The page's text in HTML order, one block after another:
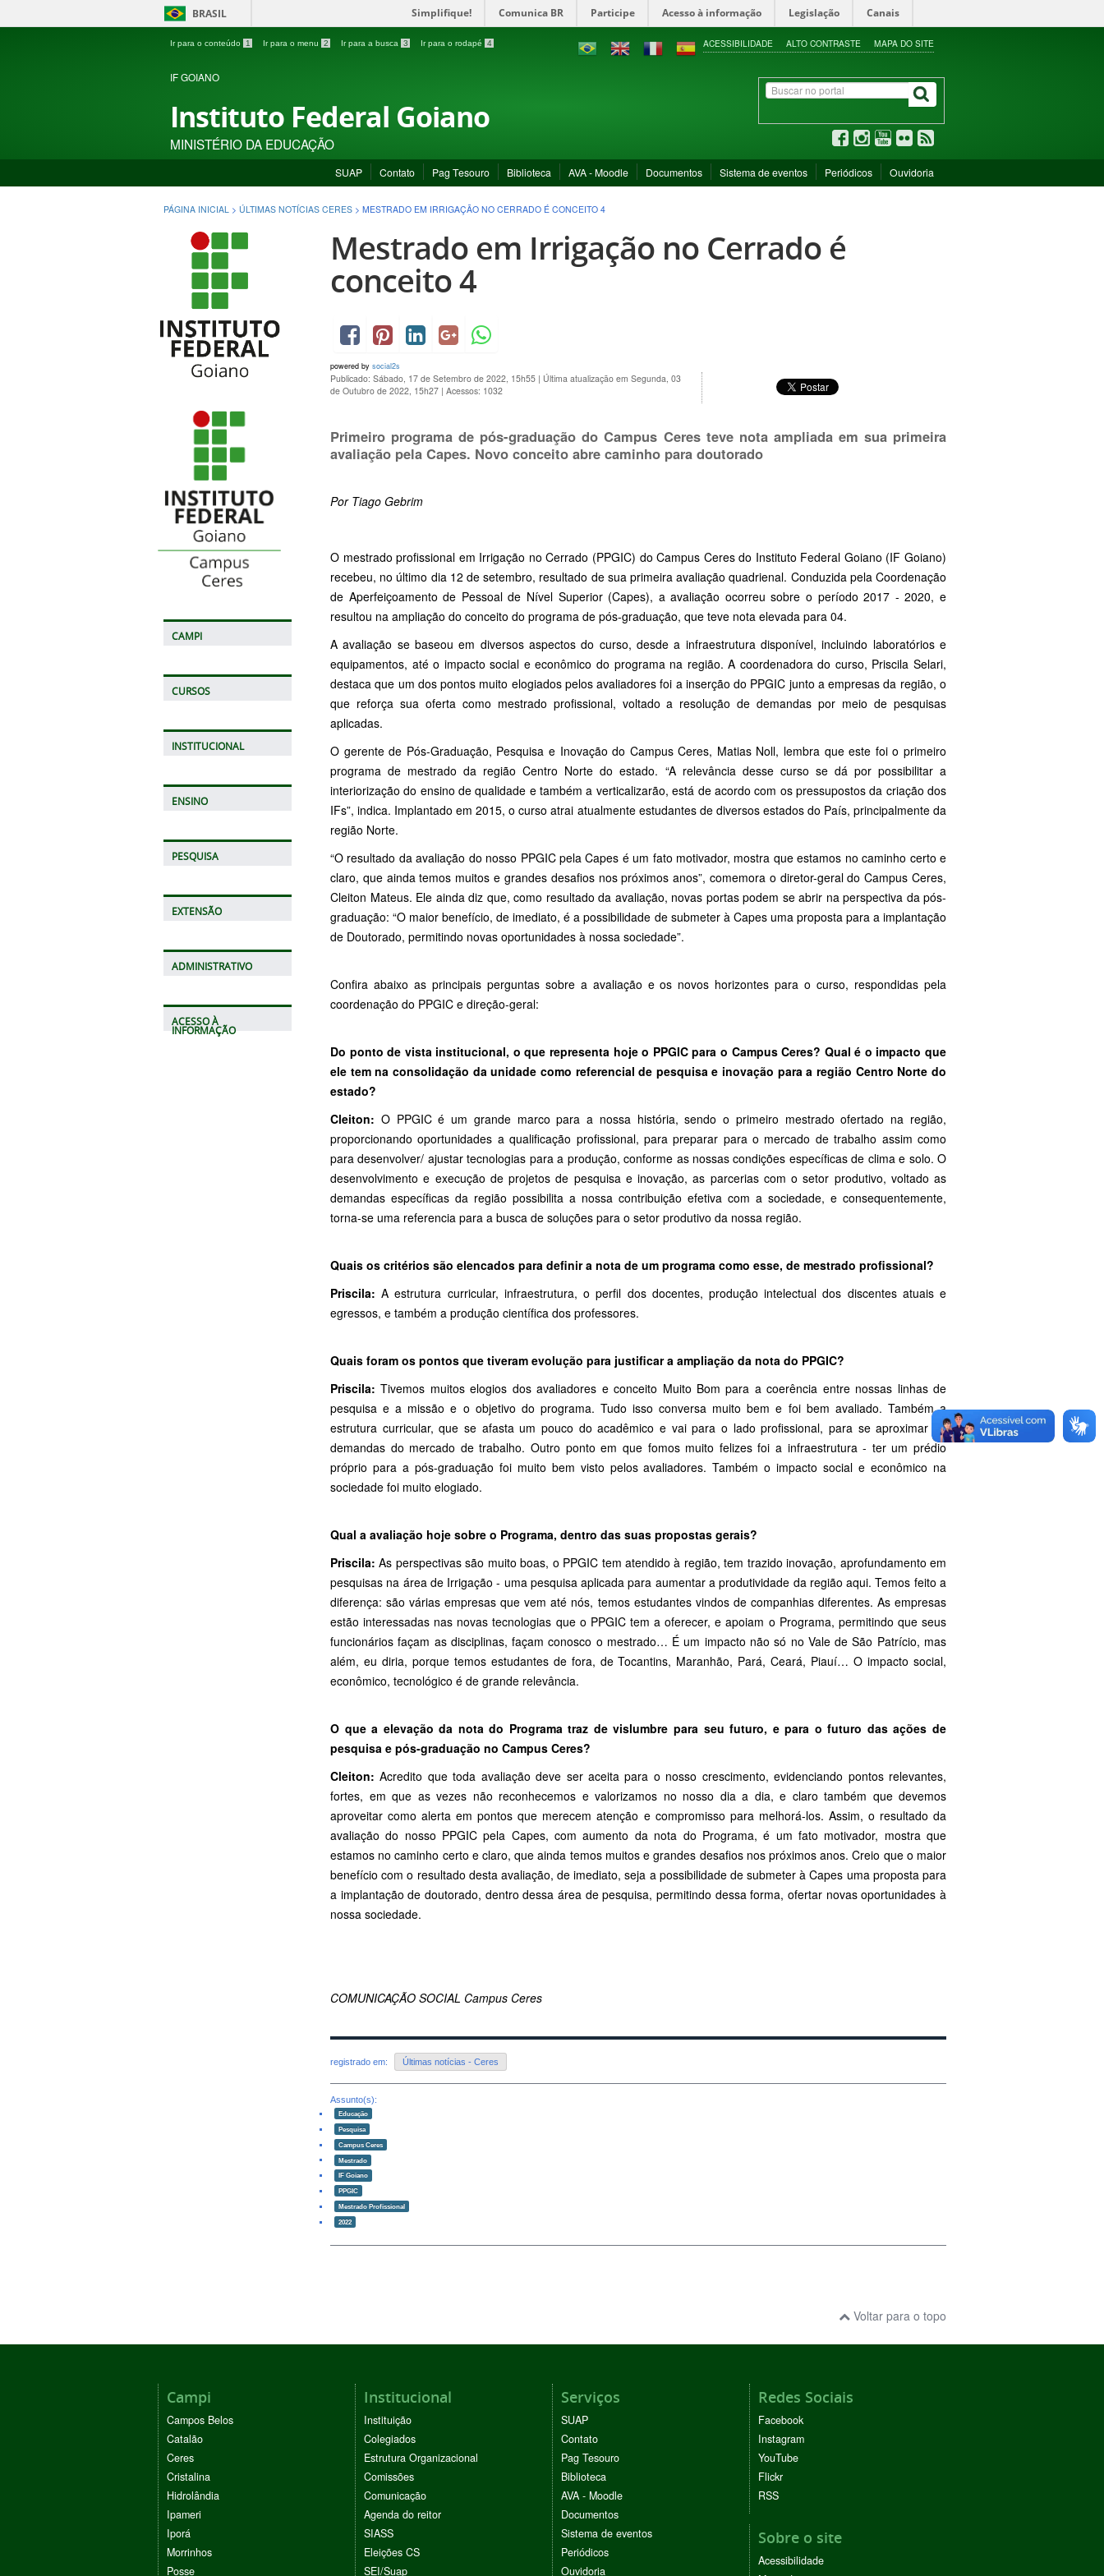
BRASIL Simplifique! Comunica BR Participe Acesso à informação Legislação Canais
Ir para o conteúdo 1 Ir para o menu 2 Ir para a busca 3 Ir para o rodapé 4 ACESSIBILIDADE ALTO CONTRASTE MAPA DO SITE
IF GOIANO
Instituto Federal Goiano
MINISTÉRIO DA EDUCAÇÃO
SUAP Contato Pag Tesouro Biblioteca AVA - Moodle Documentos Sistema de eventos Periódicos Ouvidoria
PÁGINA INICIAL > ÚLTIMAS NOTÍCIAS CERES > MESTRADO EM IRRIGAÇÃO NO CERRADO É CONCEITO 4
CAMPI
CURSOS
INSTITUCIONAL
ENSINO
PESQUISA
EXTENSÃO
ADMINISTRATIVO
ACESSO À
INFORMAÇÃO
Mestrado em Irrigação no Cerrado é
conceito 4
powered by social2s
Publicado: Sábado, 17 de Setembro de 2022, 15h55 | Última atualização em Segunda, 03
de Outubro de 2022, 15h27 | Acessos: 1032
Primeiro programa de pós-graduação do Campus Ceres teve nota ampliada em sua primeira
avaliação pela Capes. Novo conceito abre caminho para doutorado
Por Tiago Gebrim
O mestrado profissional em Irrigação no Cerrado (PPGIC) do Campus Ceres do Instituto Federal Goiano (IF Goiano)
recebeu, no último dia 12 de setembro, resultado de sua primeira avaliação quadrienal. Conduzida pela Coordenação
de Aperfeiçoamento de Pessoal de Nível Superior (Capes), a avaliação ocorreu sobre o período 2017 - 2020, e
resultou na ampliação do conceito do programa de pós-graduação, que teve nota elevada para 04.
A avaliação se baseou em diversos aspectos do curso, desde a infraestrutura disponível, incluindo laboratórios e
equipamentos, até o impacto social e econômico do programa na região. A coordenadora do curso, Priscila Selari,
destaca que um dos pontos muito elogiados pelos avaliadores foi a inserção do PPGIC junto a empresas da região, o
que reforça sua oferta como mestrado profissional, voltado a resolução de demandas por meio de pesquisas
aplicadas.
O gerente de Pós-Graduação, Pesquisa e Inovação do Campus Ceres, Matias Noll, lembra que este foi o primeiro
programa de mestrado da região Centro Norte do estado. “A relevância desse curso se dá por possibilitar a
interiorização do ensino de qualidade e também a verticalizarão, está de acordo com os pressupostos da criação dos
IFs”, indica. Implantado em 2015, o curso atrai atualmente estudantes de diversos estados do País, principalmente da
região Norte.
“O resultado da avaliação do nosso PPGIC pela Capes é um fato motivador, mostra que estamos no caminho certo e
claro, que ainda temos muitos e grandes desafios nos próximos anos”, comemora o diretor-geral do Campus Ceres,
Cleiton Mateus. Ele ainda diz que, como resultado da avaliação, novas portas podem se abrir na perspectiva da pós-
graduação: “O maior benefício, de imediato, é a possibilidade de submeter à Capes uma proposta para a implantação
de Doutorado, permitindo novas oportunidades à nossa sociedade”.
Confira abaixo as principais perguntas sobre a avaliação e os novos horizontes para o curso, respondidas pela
coordenação do PPGIC e direção-geral:
Do ponto de vista institucional, o que representa hoje o PPGIC para o Campus Ceres? Qual é o impacto que
ele tem na consolidação da unidade como referencial de pesquisa e inovação para a região Centro Norte do
estado?
Cleiton: O PPGIC é um grande marco para a nossa história, sendo o primeiro mestrado ofertado na região,
proporcionando oportunidades a qualificação profissional, para preparar para o mercado de trabalho assim como
para desenvolver/ ajustar tecnologias para a produção, conforme as nossas condições específicas de clima e solo. O
desenvolvimento e execução de projetos de pesquisa e inovação, as parcerias com o setor produtivo, voltado as
demandas específicas da região possibilita a nossa contribuição efetiva com a sociedade, e consequentemente,
torna-se uma referencia para a busca de soluções para o setor produtivo da nossa região.
Quais os critérios são elencados para definir a nota de um programa como esse, de mestrado profissional?
Priscila: A estrutura curricular, infraestrutura, o perfil dos docentes, produção intelectual dos discentes atuais e
egressos, e também a produção científica dos professores.
Quais foram os pontos que tiveram evolução para justificar a ampliação da nota do PPGIC?
Priscila: Tivemos muitos elogios dos avaliadores e conceito Muito Bom para a coerência entre nossas linhas de
pesquisa e a missão e o objetivo do programa. Tudo isso conversa muito bem e foi bem avaliado. Também a
estrutura curricular, que se afasta um pouco do acadêmico e vai para o lado profissional, para se aproximar às
demandas do mercado de trabalho. Outro ponto em que fomos muito felizes foi a infraestrutura - ter um prédio
próprio para a pós-graduação foi muito bem visto pelos avaliadores. Também o impacto social e econômico na
sociedade foi muito elogiado.
Qual a avaliação hoje sobre o Programa, dentro das suas propostas gerais?
Priscila: As perspectivas são muito boas, o PPGIC tem atendido à região, tem trazido inovação, aprofundamento em
pesquisas na área de Irrigação - uma pesquisa aplicada para aumentar a produtividade da região aqui. Temos feito a
diferença: são várias empresas que vem até nós, temos estudantes vindos de companhias diferentes. As empresas
estão interessadas nas novas tecnologias que o PPGIC tem a oferecer, e apoiam o Programa, permitindo que seus
funcionários façam as disciplinas, façam conosco o mestrado… É um impacto não só no Vale de São Patrício, mas
além, eu diria, porque temos estudantes de fora, de Tocantins, Maranhão, Pará, Ceará, Piauí… O impacto social,
econômico, tecnológico é de grande relevância.
O que a elevação da nota do Programa traz de vislumbre para seu futuro, e para o futuro das ações de
pesquisa e pós-graduação no Campus Ceres?
Cleiton: Acredito que toda avaliação deve ser aceita para o nosso crescimento, evidenciando pontos relevantes,
fortes, em que as vezes não reconhecemos e valorizamos no nosso dia a dia, e claro também que devemos
aproveitar como alerta em pontos que merecem atenção e compromisso para melhorá-los. Assim, o resultado da
avaliação do nosso PPGIC pela Capes, com aumento da nota do Programa, é um fato motivador, mostra que
estamos no caminho certo e claro, que ainda temos muitos e grandes desafios nos próximos anos. Creio que o maior
benefício com o resultado desta avaliação, de imediato, seja a possibilidade de submeter à Capes uma proposta para
a implantação de doutorado, dentro dessa área de pesquisa, permitindo dessa forma, ofertar novas oportunidades à
nossa sociedade.
COMUNICAÇÃO SOCIAL Campus Ceres
registrado em: Últimas notícias - Ceres
Assunto(s):
Educação
Pesquisa
Campus Ceres
Mestrado
IF Goiano
PPGIC
Mestrado Profissional
2022
Voltar para o topo
Campi
Campos Belos
Catalão
Ceres
Cristalina
Hidrolândia
Ipameri
Iporá
Morrinhos
Posse
Institucional
Instituição
Colegiados
Estrutura Organizacional
Comissões
Comunicação
Agenda do reitor
SIASS
Eleições CS
SEI/Suap
Serviços
SUAP
Contato
Pag Tesouro
Biblioteca
AVA - Moodle
Documentos
Sistema de eventos
Periódicos
Ouvidoria
Redes Sociais
Facebook
Instagram
YouTube
Flickr
RSS
Sobre o site
Acessibilidade